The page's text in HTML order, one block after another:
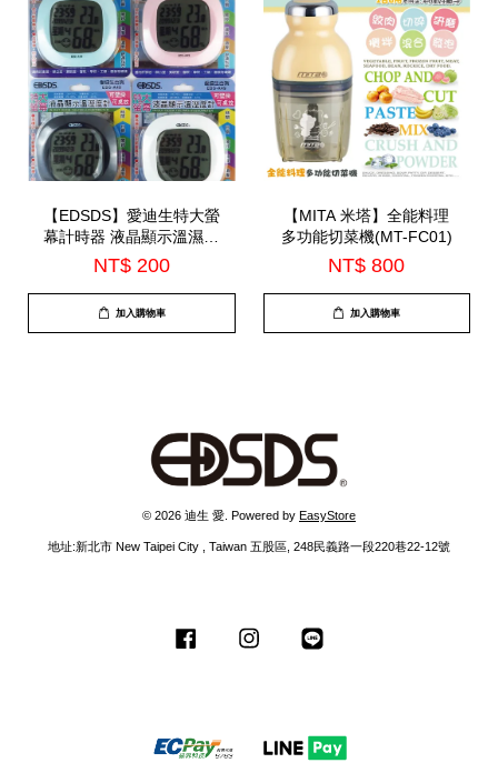
【EDSDS】愛迪生特大螢
幕計時器 液晶顯示溫濕度
計 可掛壁可桌放(EDS-
A49)*顏色隨機出*
NT$ 200
加入購物車
【MITA 米塔】全能料理
多功能切菜機(MT-FC01)
NT$ 800
加入購物車
© 2026 迪生 愛. Powered by EasyStore
地址:新北市 New Taipei City , Taiwan 五股區, 248民義路一段220巷22-12號
Facebook Instagram